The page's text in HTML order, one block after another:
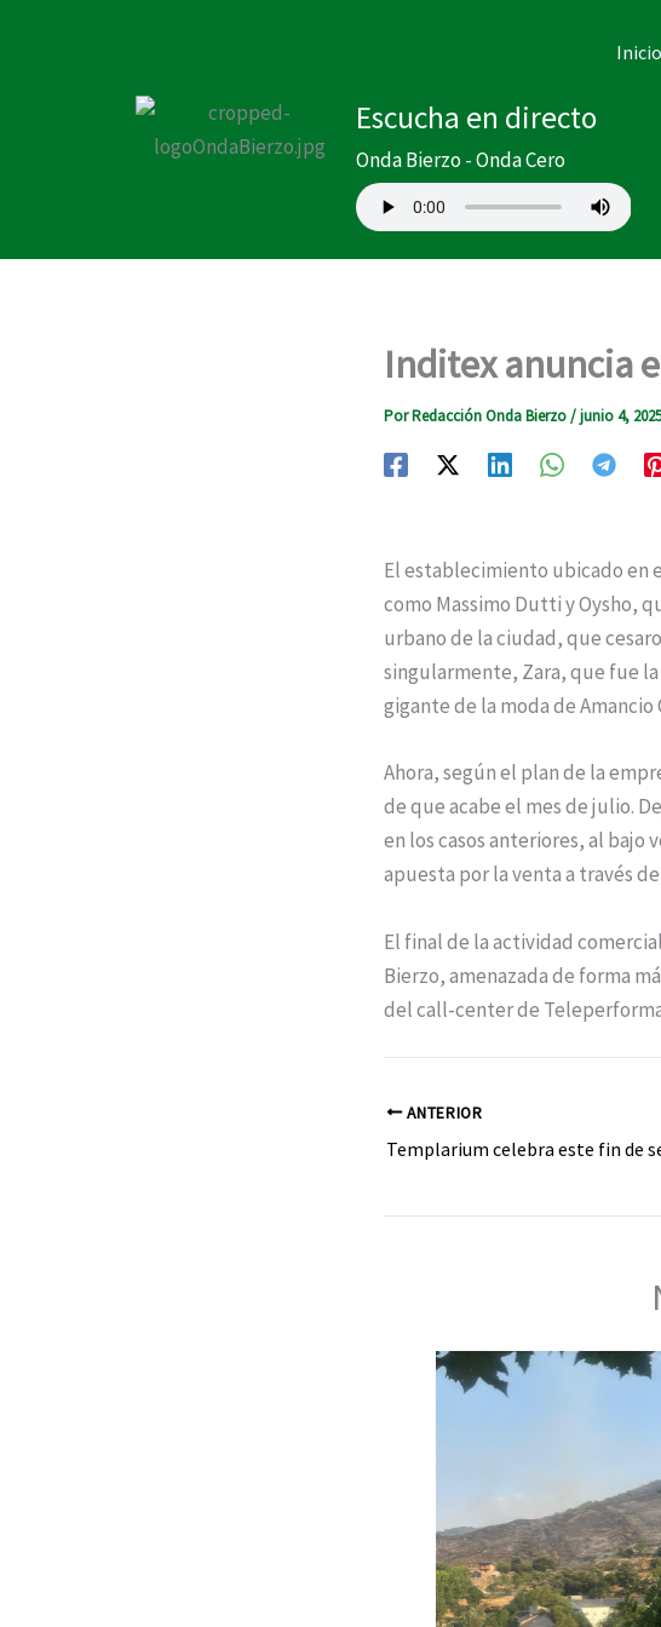
Inicio
Escucha en directo
Onda Bierzo - Onda Cero
Inditex anuncia
PorRedacción Onda Bierzo/junio 4, 2025
El establecimiento ubicado en
como Massimo Dutti y Oysho,
urbano de la ciudad, que
singularmente, Zara, que fue
gigante de la moda de Amancio
Ahora, según el plan de la
de que acabe el mes de julio.
en los casos anteriores, al
apuesta por la venta a través
El final de la actividad
Bierzo, amenazada de forma
del call-center de
ANTERIOR